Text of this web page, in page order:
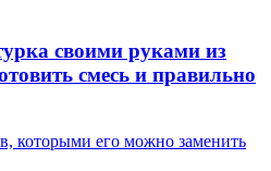
своими руками из
смесь и правильно
которыми его можно заменить